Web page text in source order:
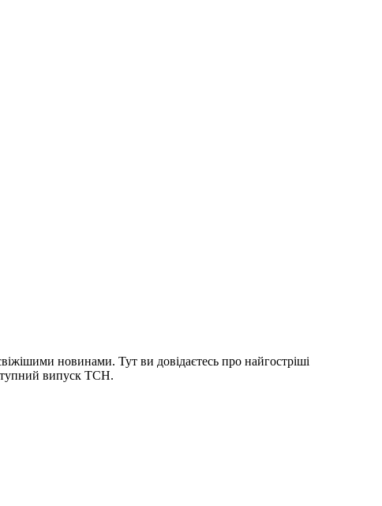
новинами. Тут ви довідаєтесь про найгостріші
випуск ТСН.